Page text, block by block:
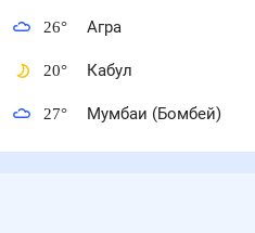
26° Агра
20° Кабул
27° Мумбаи (Бомбей)